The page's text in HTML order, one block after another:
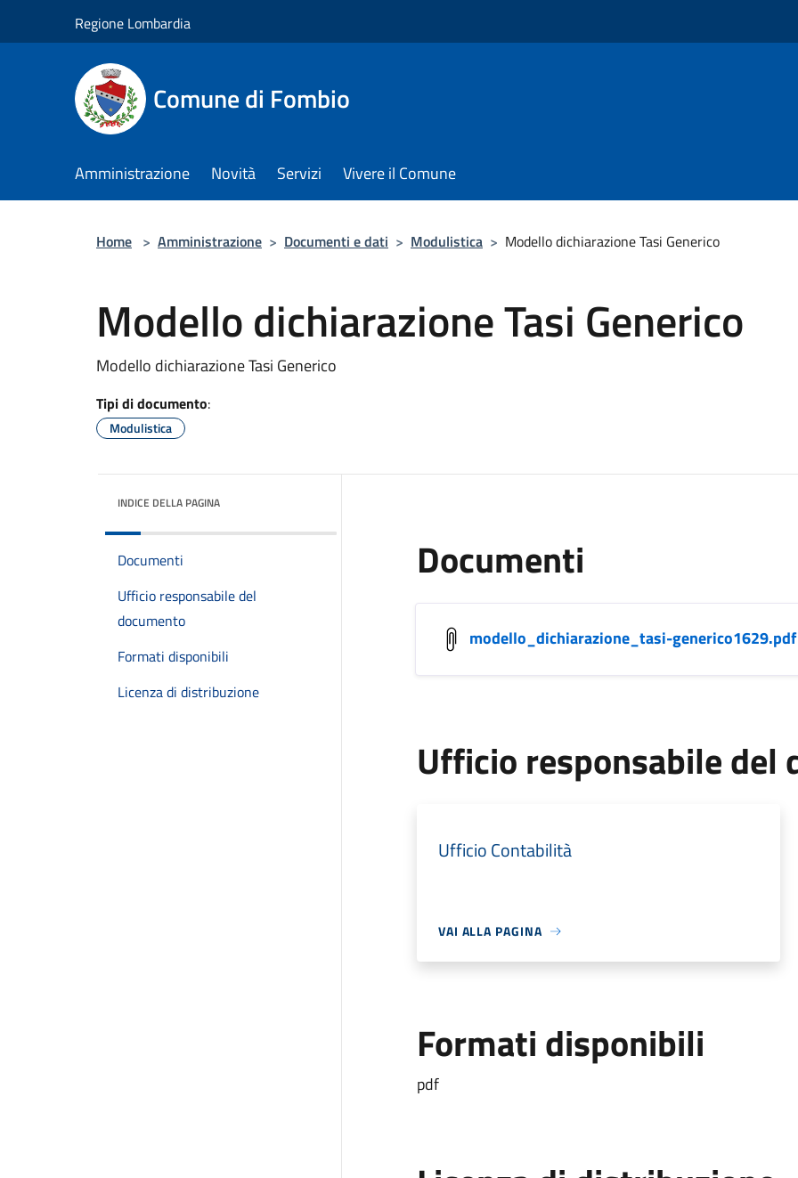
Regione Lombardia
Comune di Fombio
Amministrazione Novità Servizi Vivere il Comune
Home > Amministrazione > Documenti e dati > Modulistica > Modello dichiarazione Tasi Generico
Modello dichiarazione Tasi Generico
Modello dichiarazione Tasi Generico
Tipi di documento:
Modulistica
INDICE DELLA PAGINA
Documenti
Ufficio responsabile del
documento
Formati disponibili
Licenza di distribuzione
Documenti
modello_dichiarazione_tasi-generico1629.pdf
Ufficio responsabile del
Ufficio Contabilità
VAI ALLA PAGINA
Formati disponibili
pdf